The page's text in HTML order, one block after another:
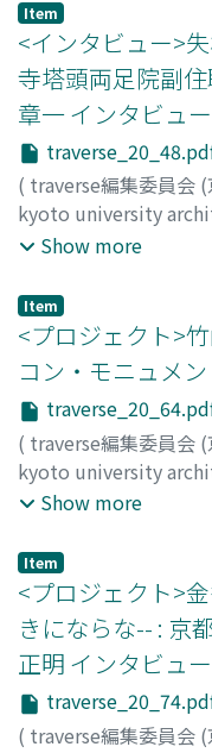
Item
<インタビュー>
寺塔頭両足院副
章一 インタビュー
( traverse編集委員会
kyoto university
2020,pp.48-62
Show more
Item
<プロジェクト>
コン・モニュメ
( traverse編集委員会
kyoto university
2020,pp.64-73
Show more
Item
<プロジェクト>
きにならな-- : 京
正明 インタビュー
( traverse編集委員会